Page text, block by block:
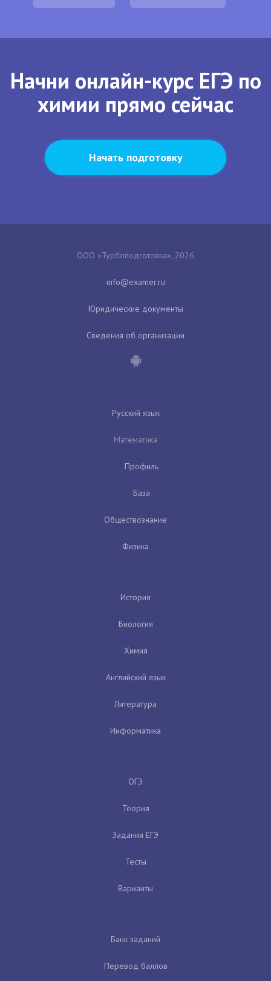
Начни онлайн-курс ЕГЭ по
химии прямо сейчас
Начать подготовку
ООО «Турбоподготовка», 2026
Юридические документы
Сведения об организации
Русский язык
Математика
Профиль
База
Обществознание
Физика
История
Биология
Химия
Английский язык
Литература
Информатика
ОГЭ
Теория
Задания ЕГЭ
Тесты
Варианты
Банк заданий
Перевод баллов